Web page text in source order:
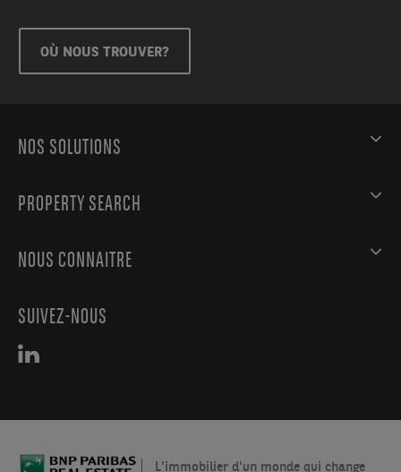
OÙ NOUS TROUVER?
NOS SOLUTIONS
PROPERTY SEARCH
NOUS CONNAITRE
SUIVEZ-NOUS
L'immobilier d'un monde qui change